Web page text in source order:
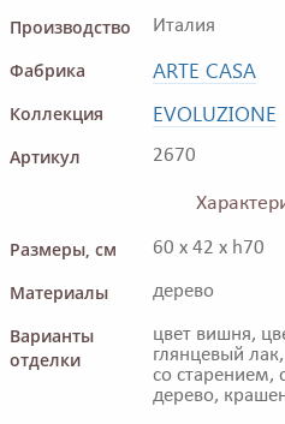
Производство
Италия
Фабрика ARTE CASA
Коллекция EVOLUZIONE
Артикул 2670
Размеры, см
60 x 42 x h70
Материалы дерево
Варианты
отделки
цвет вишня,
глянцевый
со старением,
дерево,